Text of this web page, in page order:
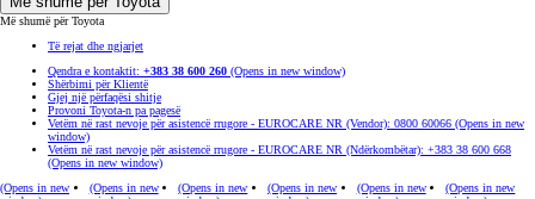
Më shumë për Toyota
Të rejat dhe ngjarjet
Qendra e kontaktit: +383 38 600 260 (Opens in new window)
Shërbimi për Klientë
Gjej një përfaqësi shitje
Provoni Toyota-n pa pagesë
Vetëm në rast nevoje për asistencë rrugore - EUROCARE NR (Vendor): 0800 60066 (Opens in new
window)
Vetëm në rast nevoje për asistencë rrugore - EUROCARE NR (Ndërkombëtar): +383 38 600 668
(Opens in new window)
(Opens in new
(Opens in new
(Opens in new
(Opens in new
(Opens in new
(Opens in new